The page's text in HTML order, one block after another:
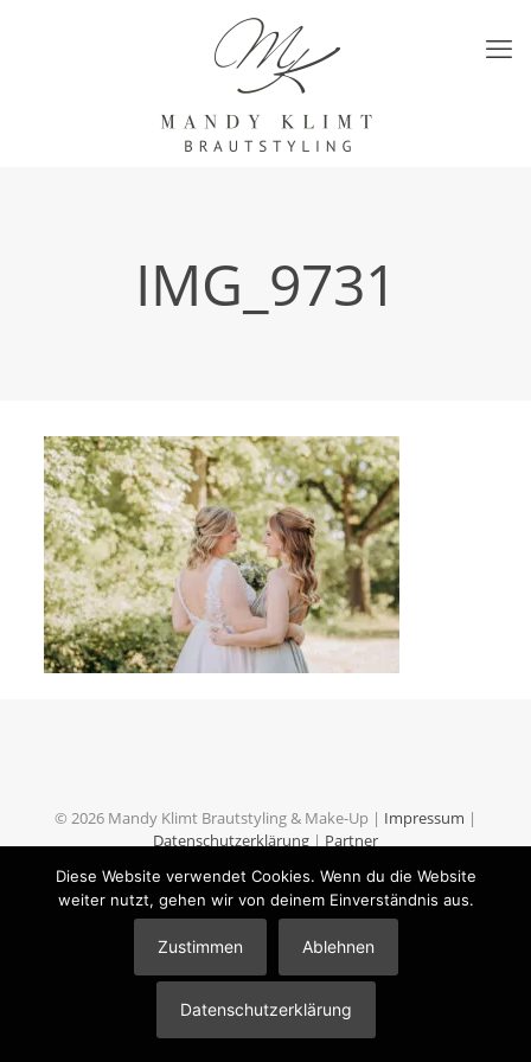
IMG_9731
© 2026 Mandy Klimt Brautstyling & Make-Up | Impressum |
Datenschutzerklärung | Partner
Diese Website verwendet Cookies. Wenn du die Website
weiter nutzt, gehen wir von deinem Einverständnis aus.
Zustimmen Ablehnen
Datenschutzerklärung